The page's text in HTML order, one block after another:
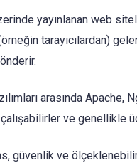
yayınlanan web
tarayıcılardan)
arasında
ve genellikle
güvenlik ve